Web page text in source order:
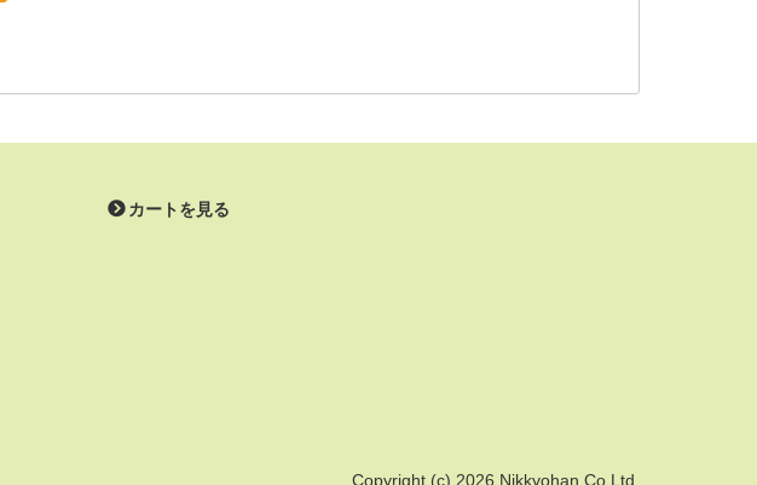
カートを見る
Copyright (c) 2026 Nikkyohan Co,Ltd.